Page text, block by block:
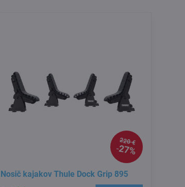
220 €
27%
Nosič kajakov Thule Dock Grip 895